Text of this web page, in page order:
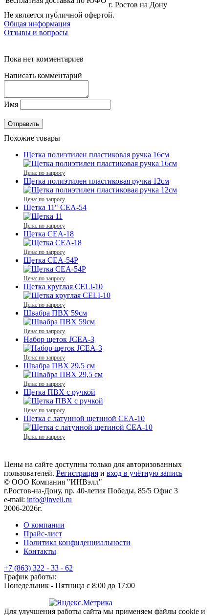
г. Ростов на Дону
Не является публичной офертой.
Общая информация
Отзывы и вопросы
Пока нет комментариев
Написать комментарий
Имя
Похожие товары
Щетка полиэтилен пластиковая ручка 16см
Цена: по запросу
Щетка полиэтилен пластиковая ручка 12см
Цена: по запросу
Щетка 11" CEA-54
Цена: по запросу
Щетка CEA-18
Цена: по запросу
Щетка CEA-54Р
Цена: по запросу
Щетка круглая CELI-10
Цена: по запросу
Швабра ПВХ 59см
Цена: по запросу
Набор щеток JCEA-3
Цена: по запросу
Швабра ПВХ 29,5 см
Цена: по запросу
Щетка ПВХ с ручкой
Цена: по запросу
Щетка c латунной щетиной CEA-10
Цена: по запросу
Цены на сайте доступны только для авторизованных
пользователей. Регистрация и вход в учётную запись
© ООО Компания "ИНВэлл"
г.Ростов-на-Дону, пр. 40-летия Победы, 85/5 Офис 3
e-mail: info@invell.ru
2006-2026г.
О компании
Прайс-лист
Политика конфиденциальности
Контакты
+7 (863) 322 - 33 - 62
График работы:
Понедельник - Пятница с 8:00 до 17:00
Для улучшения работы сайта мы применяем файлы cookie и